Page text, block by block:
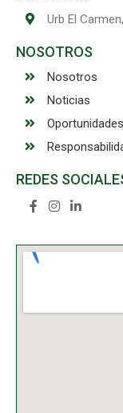
Urb El
NOSOTROS
Nosotros
Noticias
REDES